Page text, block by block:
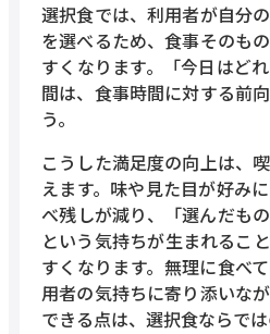
選択食では、利用者が自分
を選べるため、食事そのも
すくなります。「今日はど
間は、食事時間に対する前
う。
こうした満足度の向上は、
えます。味や見た目が好み
べ残しが減り、「選んだも
という気持ちが生まれるこ
すくなります。無理に食べ
用者の気持ちに寄り添いな
できる点は、選択食ならでは